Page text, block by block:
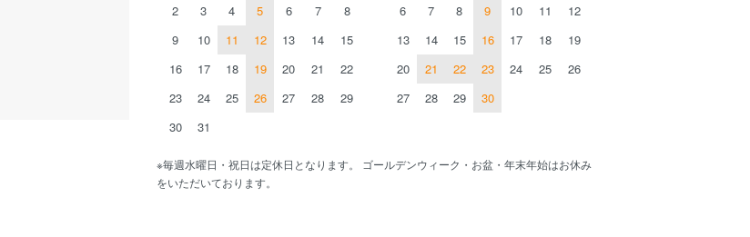
2
3 4 5 6 7
8
9
10 11 12 13 14
15
16
17 18 19 20 21
22
23
24 25 26 27 28
29
30
31
6
7 8 9 10 11
12
13
14 15 16 17 18
19
20
21 22 23 24 25
26
27
28 29 30
※毎週水曜日・祝日は定休日となります。 ゴールデンウィーク・お盆・年末年始はお休み
をいただいております。